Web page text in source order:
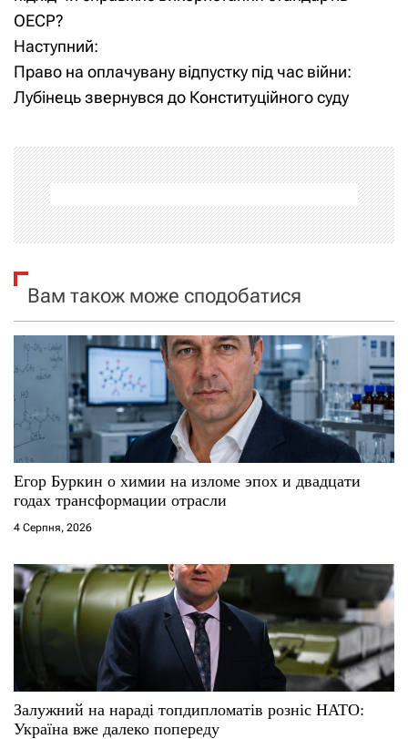
в
і
г
а
ц
і
а
п
и
с
і
в
ОЕСР?
Наступний:
Право на оплачувану відпустку під час війни:
Лубінець звернувся до Конституційного суду
Вам також може сподобатися
Егор Буркин о химии на изломе эпох и двадцати
годах трансформации отрасли
4 Серпня, 2026
Залужний на нараді топдипломатів розніс НАТО:
Україна вже далеко попереду